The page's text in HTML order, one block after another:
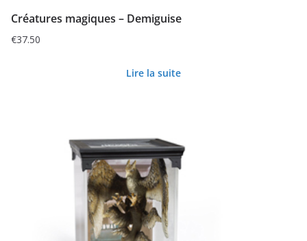
Créatures magiques – Demiguise
€37.50
Lire la suite